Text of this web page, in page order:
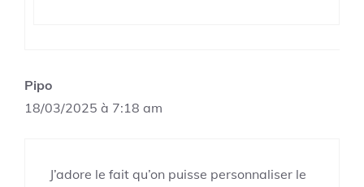
Pipo
18/03/2025 à 7:18 am
J’adore le fait qu’on puisse personnaliser le